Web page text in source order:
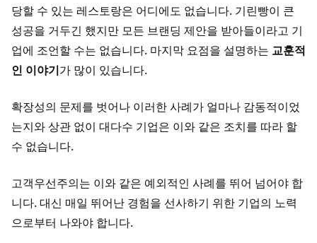
당할 수 있는 레스토랑은 어디에도 없습니다. 기린빵이 큰
성공을 거두긴 했지만 모든 브랜딩 제안을 받아들이라고 기
업에 조언할 수는 없습니다. 마지막 요점을 설명하는 교훈적
인 이야기가 많이 있습니다.
확장성의 문제를 벗어나 이러한 사례가 얼마나 감동적이었
는지와 상관 없이 대다수 기업은 이와 같은 조치를 따라 할
수 없습니다.
고객우선주의는 이와 같은 예외적인 사례를 뛰어 넘어야 합
니다. 대신 매일 뛰어난 경험을 선사하기 위한 기업의 노력
으로부터 나와야 합니다.